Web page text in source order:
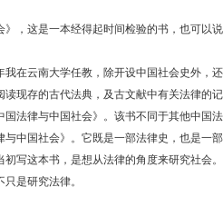
这是一本经得起时间检验的书，也可以
云南大学任教，除开设中国社会史外，
现存的古代法典，及古文献中有关法律的
法律与中国社会》。该书不同于其他中国
中国社会》。它既是一部法律史，也是一
写这本书，是想从法律的角度来研究社会
是研究法律。